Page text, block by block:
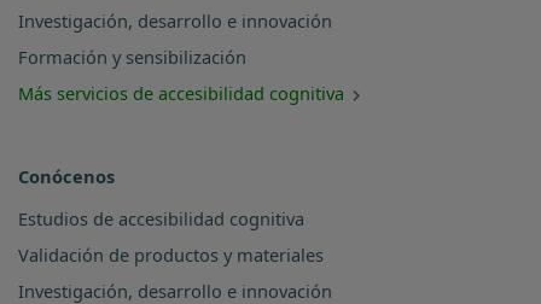
Investigación, desarrollo e innovación
Formación y sensibilización
Más servicios de accesibilidad cognitiva
Conócenos
Estudios de accesibilidad cognitiva
Validación de productos y materiales
Investigación, desarrollo e innovación